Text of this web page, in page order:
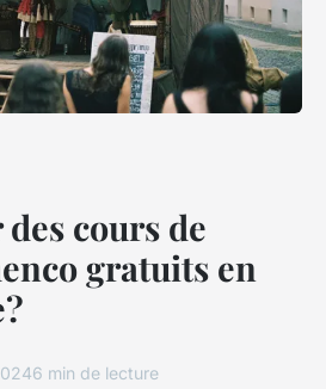
cours de
gratuits en
6 min de lecture